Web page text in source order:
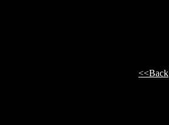
<<Back